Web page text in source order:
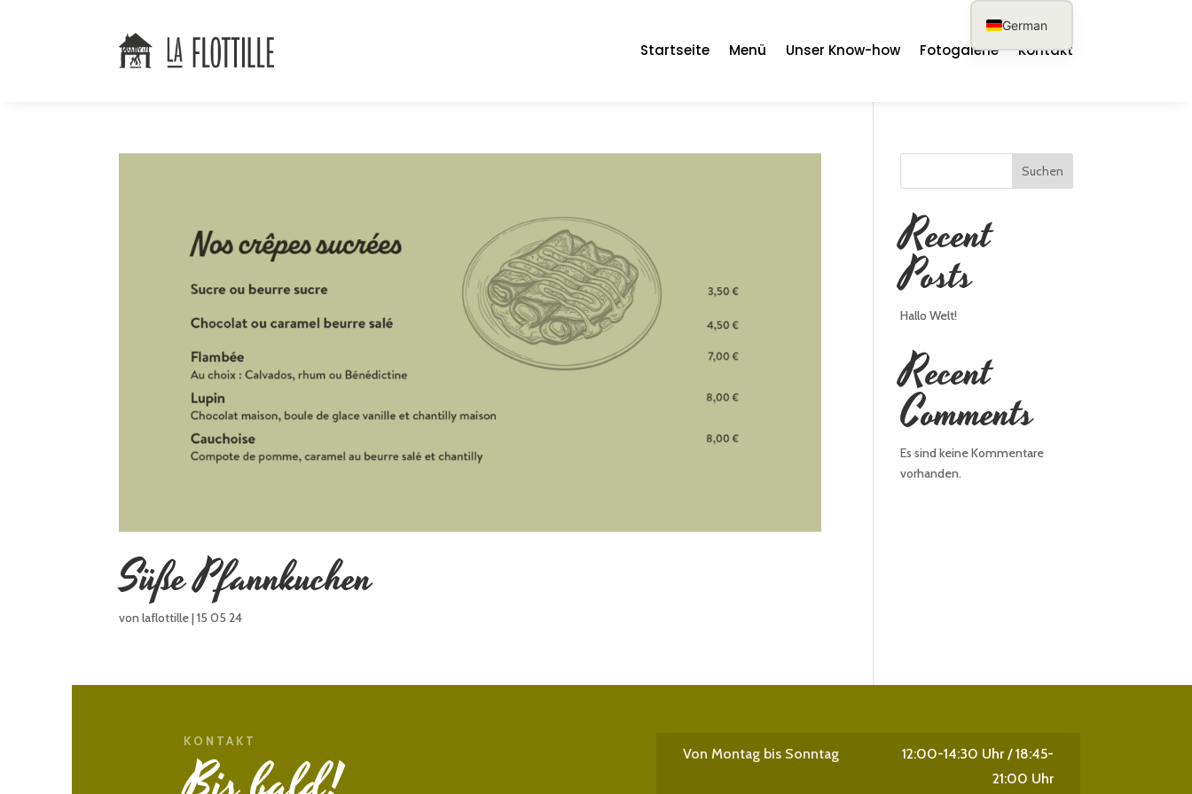
Startseite Menü Unser Know-how Fotogalerie Kontakt
Süße Pfannkuchen
vonlaflottille|15 05 24
Suchen
Recent
Posts
Hallo Welt!
Recent
Comments
Es sind keine Kommentare
vorhanden.
KONTAKT
Von Montag bis Sonntag
12:00-14:30 Uhr / 18:45-
21:00 Uhr
German
French